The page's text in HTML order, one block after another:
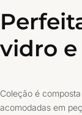
vidro
Coleção é
acomodadas em